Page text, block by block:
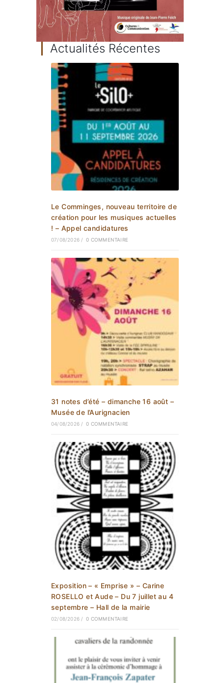
Actualités Récentes
Le Comminges, nouveau territoire de
création pour les musiques actuelles
! – Appel candidatures
07/08/2026 / 0 COMMENTAIRE
31 notes d’été – dimanche 16 août –
Musée de l’Aurignacien
04/08/2026 / 0 COMMENTAIRE
Exposition – « Emprise » – Carine
ROSELLO et Aude – Du 7 juillet au 4
septembre – Hall de la mairie
02/08/2026 / 0 COMMENTAIRE